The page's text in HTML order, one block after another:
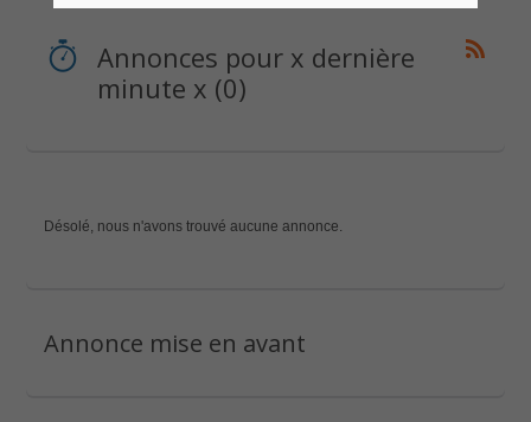
Annonces pour x dernière
minute x (0)
Désolé, nous n'avons trouvé aucune annonce.
Annonce mise en avant